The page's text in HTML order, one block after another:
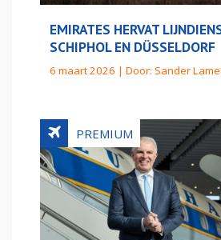
EMIRATES HERVAT
SCHIPHOL EN DÜSSELDORF
6 maart 2026 | Door: Sander